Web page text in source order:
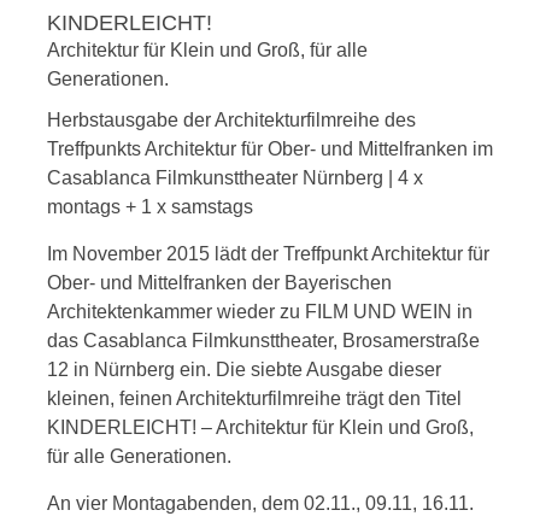
KINDERLEICHT!
Architektur für Klein und Groß, für alle
Generationen.
Herbstausgabe der Architekturfilmreihe des
Treffpunkts Architektur für Ober- und Mittelfranken im
Casablanca Filmkunsttheater Nürnberg | 4 x
montags + 1 x samstags
m November 2015 lädt der Treffpunkt Architektur für
Ober- und Mittelfranken der Bayerischen
Architektenkammer wieder zu FILM UND WEIN in
das Casablanca Filmkunsttheater, Brosamerstraße
12 in Nürnberg ein. Die siebte Ausgabe dieser
kleinen, feinen Architekturfilmreihe trägt den Titel
KINDERLEICHT! – Architektur für Klein und Groß,
für alle Generationen.
An vier Montagabenden, dem 02.11., 09.11, 16.11.